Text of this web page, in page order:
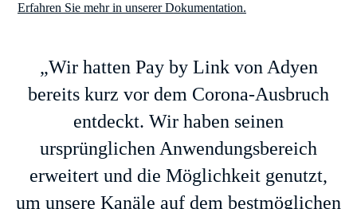
Erfahren Sie mehr in unserer Dokumentation.
„Wir hatten Pay by Link von Adyen
bereits kurz vor dem Corona-Ausbruch
entdeckt. Wir haben seinen
ursprünglichen Anwendungsbereich
erweitert und die Möglichkeit genutzt,
um unsere Kanäle auf dem bestmöglichen